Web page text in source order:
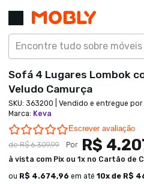
Sofá 4 Lugares Lombok
Veludo Camurça
SKU: 363200 | Vendido e entregue por
Marca: Keva
0.0 star rating
Escrever avaliação
deR$ 6.309,99 Por R$
à vista com Pix ou 1x no Cartão de
ou R$ 4.674,96 em até 10x de R$